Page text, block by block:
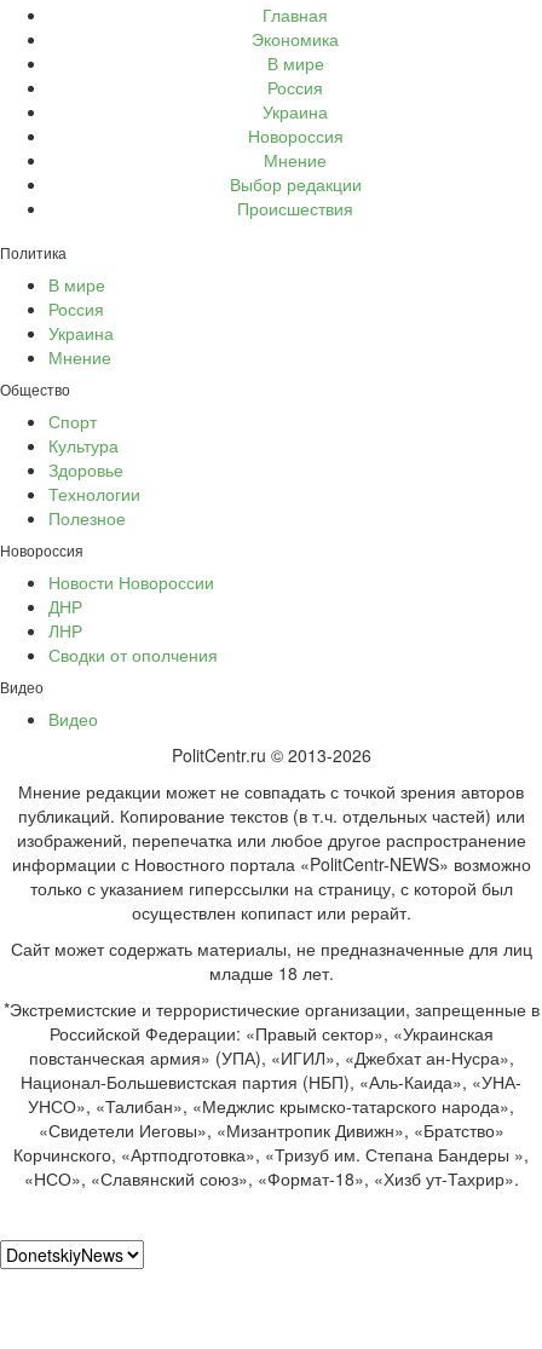
Главная
Экономика
В мире
Россия
Украина
Новороссия
Мнение
Выбор редакции
Происшествия
Политика
В мире
Россия
Украина
Мнение
Общество
Спорт
Культура
Здоровье
Технологии
Полезное
Новороссия
Новости Новороссии
ДНР
ЛНР
Сводки от ополчения
Видео
Видео
PolitCentr.ru © 2013-2026
Мнение редакции может не совпадать с точкой зрения авторов
публикаций. Копирование текстов (в т.ч. отдельных частей) или
изображений, перепечатка или любое другое распространение
информации с Новостного портала «PolitCentr-NEWS» возможно
только с указанием гиперссылки на страницу, с которой был
осуществлен копипаст или рерайт.
Сайт может содержать материалы, не предназначенные для лиц
младше 18 лет.
*Экстремистские и террористические организации, запрещенные в
Российской Федерации: «Правый сектор», «Украинская
повстанческая армия» (УПА), «ИГИЛ», «Джебхат ан-Нусра»,
Национал-Большевистская партия (НБП), «Аль-Каида», «УНА-
УНСО», «Талибан», «Меджлис крымско-татарского народа»,
«Свидетели Иеговы», «Мизантропик Дивижн», «Братство»
Корчинского, «Артподготовка», «Тризуб им. Степана Бандеры »,
«НСО», «Славянский союз», «Формат-18», «Хизб ут-Тахрир».